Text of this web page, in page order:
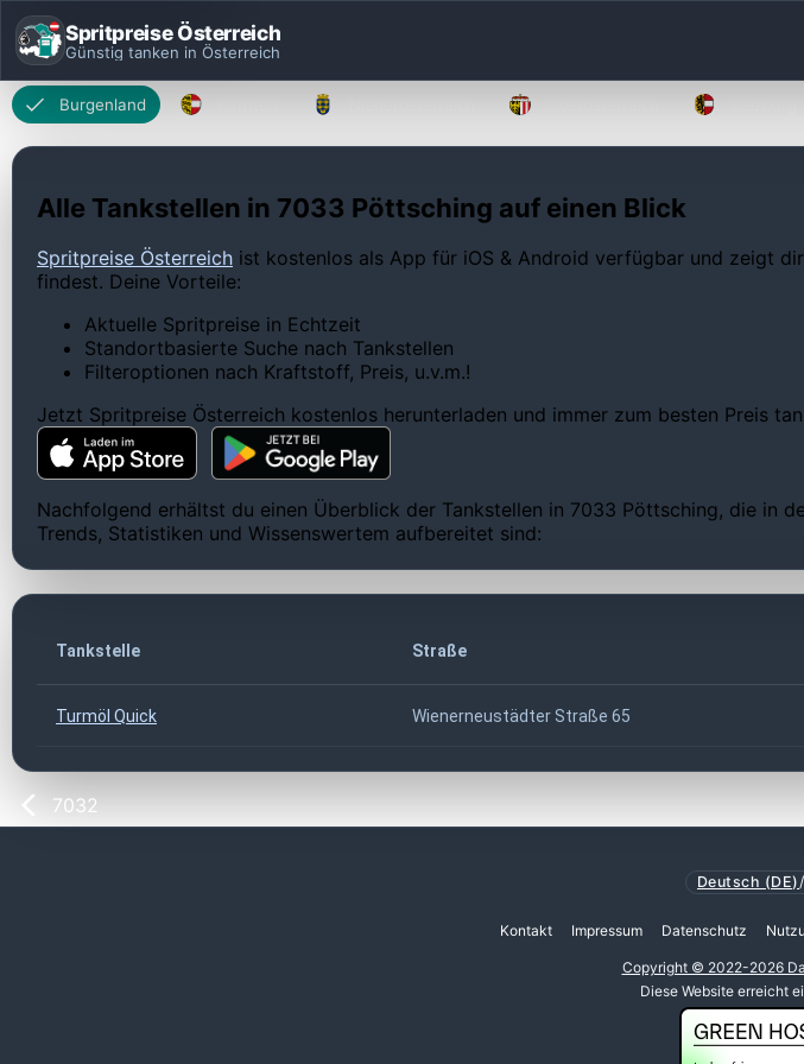
Spritpreise Österreich
Günstig tanken in Österreich
Burgenland
Alle Tankstellen in 7033 Pöttsching auf einen Blick
Spritpreise Österreich ist kostenlos als App für iOS & Android verfügbar und zeigt
findest. Deine Vorteile:
Aktuelle Spritpreise in Echtzeit
Standortbasierte Suche nach Tankstellen
Filteroptionen nach Kraftstoff, Preis, u.v.m.!
Jetzt Spritpreise Österreich kostenlos herunterladen und immer zum besten Preis
Nachfolgend erhältst du einen Überblick der Tankstellen in 7033 Pöttsching, die in
Trends, Statistiken und Wissenswertem aufbereitet sind:
Tankstelle Straße
Turmöl Quick Wienerneustädter Straße 65
7032
Deutsch (DE) /
Kontakt Impressum Datenschutz
Copyright © 2022-2026
Diese Website erreicht